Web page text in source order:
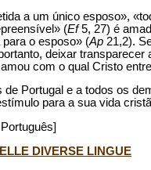
a um único esposo»,
(Ef5, 27) é
o esposo» (Ap 21,2).
deixar
com o qual Cristo
Portugal e a todos os
para a sua vida
DIVERSE LINGUE